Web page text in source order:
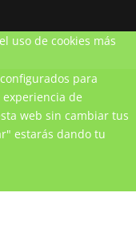
uso de cookies más
para
de
web sin cambiar tus
estarás dando tu